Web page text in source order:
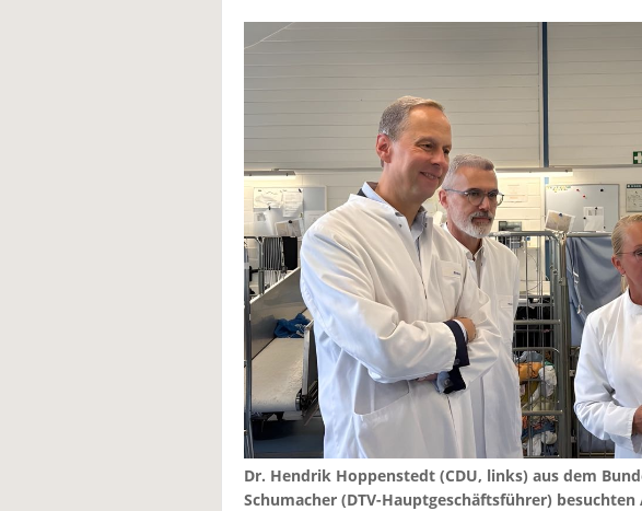
Dr. Hendrik Hoppenstedt (CDU, links) aus dem
Schumacher (DTV-Hauptgeschäftsführer)